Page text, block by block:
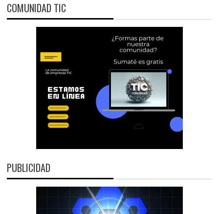
COMUNIDAD TIC
PUBLICIDAD